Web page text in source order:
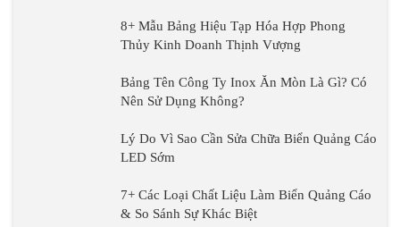
8+ Mẫu Bảng Hiệu Tạp Hóa Hợp Phong
Thủy Kinh Doanh Thịnh Vượng
Bảng Tên Công Ty Inox Ăn Mòn Là Gì? Có
Nên Sử Dụng Không?
Lý Do Vì Sao Cần Sửa Chữa Biển Quảng Cáo
LED Sớm
7+ Các Loại Chất Liệu Làm Biển Quảng Cáo
& So Sánh Sự Khác Biệt